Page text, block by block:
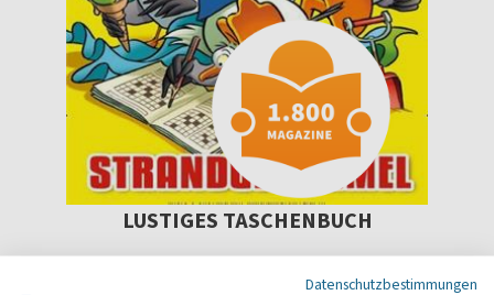
LUSTIGES TASCHENBUCH
Datenschutzbestimmungen